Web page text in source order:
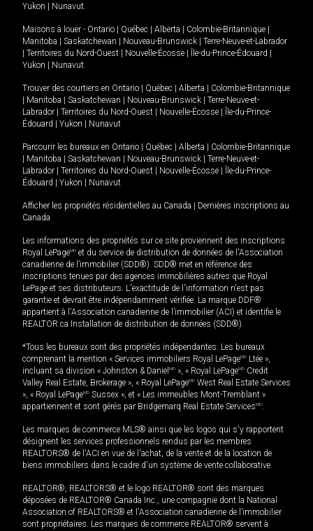
Yukon | Nunavut
Maisons à louer - Ontario | Québec | Alberta | Colombie-Britannique |
Manitoba | Saskatchewan | Nouveau-Brunswick | Terre-Neuve-et-Labrador
| Territoires du Nord-Ouest | Nouvelle-Écosse | Île-du-Prince-Édouard |
Yukon | Nunavut
Trouver des courtiers en Ontario | Québec | Alberta | Colombie-Britannique
| Manitoba | Saskatchewan | Nouveau-Brunswick | Terre-Neuve-et-
Labrador | Territoires du Nord-Ouest | Nouvelle-Écosse | Île-du-Prince-
Édouard | Yukon | Nunavut
Parcourir les bureaux en Ontario | Québec | Alberta | Colombie-Britannique
| Manitoba | Saskatchewan | Nouveau-Brunswick | Terre-Neuve-et-
Labrador | Territoires du Nord-Ouest | Nouvelle-Écosse | Île-du-Prince-
Édouard | Yukon | Nunavut
Afficher les propriétés résidentielles au Canada | Dernières inscriptions au
Canada
Les informations des propriétés sur ce site proviennent des inscriptions
Royal LePageMD et du service de distribution de données de l'Association
canadienne de l’immobilier (SDD®). SDD® met en référence des
inscriptions tenues par des agences immobilières autres que Royal
LePage et ses distributeurs. L'exactitude de l'information n'est pas
garantie et devrait être indépendamment vérifiée. La marque DDF®
appartient à l'Association canadienne de l’immobilier (ACI) et identifie le
REALTOR.ca Installation de distribution de données (SDD®).
*Tous les bureaux sont des propriétés indépendantes. Les bureaux
comprenant la mention « Services immobiliers Royal LePageMD Ltée »,
incluant sa division « Johnston & Daniel MD », « Royal LePageMD Credit
Valley Real Estate, Brokerage », « Royal LePageMD West Real Estate Services
», « Royal LePageMD Sussex », et « Les immeubles Mont-Tremblant »
appartiennent et sont gérés par Bridgemarq Real Estate ServicesMD
Les marques de commerce MLS® ainsi que les logos qui s'y rapportent
désignent les services professionnels rendus par les membres
REALTORS® de l'ACI en vue de l'achat, de la vente et de la location de
biens immobiliers dans le cadre d'un système de vente collaborative.
REALTOR®, REALTORS® et le logo REALTOR® sont des marques
déposées de REALTOR® Canada Inc., une compagnie dont la National
Association of REALTORS® et l'Association canadienne de l’immobilier
sont propriétaires. Les marques de commerce REALTOR® servent à